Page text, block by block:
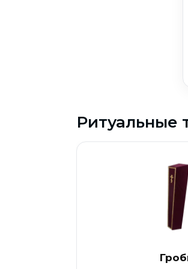
Ритуальные